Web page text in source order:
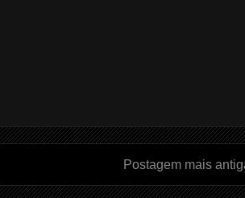
Postagem mais